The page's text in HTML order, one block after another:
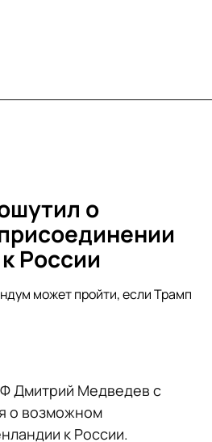
о
России
может пройти, если Трамп
Дмитрий Медведев с
о возможном
к России.